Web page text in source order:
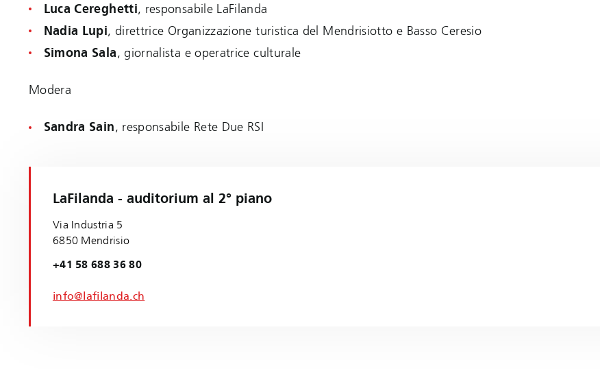
Luca Cereghetti, responsabile LaFilanda
Nadia Lupi, direttrice Organizzazione turistica del Mendrisiotto e Basso Ceresio
Simona Sala, giornalista e operatrice culturale
Modera
Sandra Sain, responsabile Rete Due RSI
LaFilanda - auditorium al 2° piano
Via Industria 5
6850 Mendrisio
+41 58 688 36 80
info@lafilanda.ch